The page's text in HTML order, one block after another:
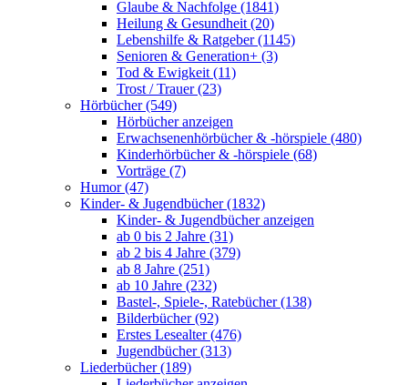
Glaube & Nachfolge (1841)
Heilung & Gesundheit (20)
Lebenshilfe & Ratgeber (1145)
Senioren & Generation+ (3)
Tod & Ewigkeit (11)
Trost / Trauer (23)
Hörbücher (549)
Hörbücher anzeigen
Erwachsenenhörbücher & -hörspiele (480)
Kinderhörbücher & -hörspiele (68)
Vorträge (7)
Humor (47)
Kinder- & Jugendbücher (1832)
Kinder- & Jugendbücher anzeigen
ab 0 bis 2 Jahre (31)
ab 2 bis 4 Jahre (379)
ab 8 Jahre (251)
ab 10 Jahre (232)
Bastel-, Spiele-, Ratebücher (138)
Bilderbücher (92)
Erstes Lesealter (476)
Jugendbücher (313)
Liederbücher (189)